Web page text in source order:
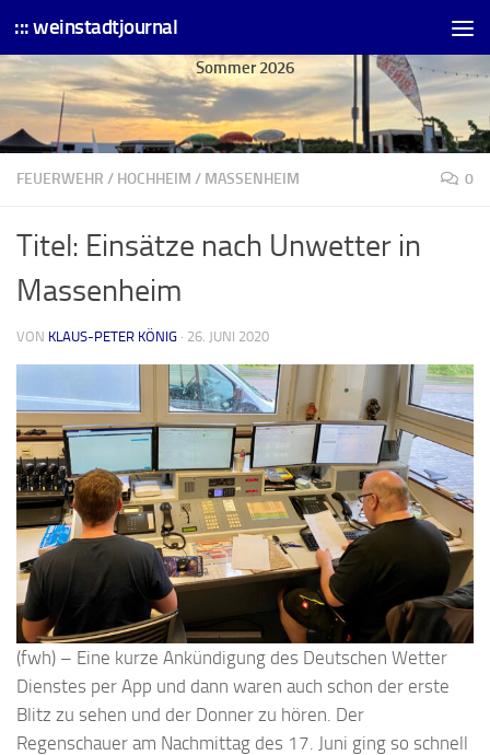
Skip to content
::: weinstadtjournal
Sommer 2026
FEUERWEHR / HOCHHEIM / MASSENHEIM 0
Titel: Einsätze nach Unwetter in
Massenheim
VON KLAUS-PETER KÖNIG · 26. JUNI 2020
(fwh) – Eine kurze Ankündigung des Deutschen Wetter
Dienstes per App und dann waren auch schon der erste
Blitz zu sehen und der Donner zu hören. Der
Regenschauer am Nachmittag des 17. Juni ging so schnell